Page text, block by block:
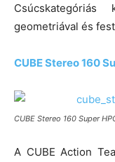
geometriával és
CUBE Stereo 160
CUBE Stereo 160 Super
A CUBE Action